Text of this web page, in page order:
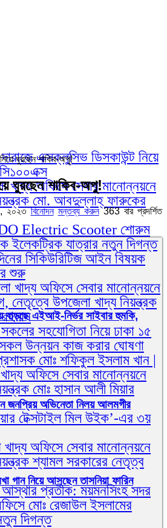
দারাজে এক্সক্লুসিভ ডিসকাউন্ট নিয়ে
খাদ্য অফিসে সেবার মানোন্নয়নে
মো. আবদুল্লাহ্ ফারুকের
Electric Scooter শোরুম
ইলেকট্রিক যাত্রার নতুন দিগন্ত
সিকিউরিটিজ আইন বিষয়ক
শুরু
খাদ্য অফিসে সেবার মানোন্নয়নে
নেতৃত্বে উপজেলা খাদ্য নিয়ন্ত্রক
সকলের সহযোগিতা নিয়ে ঢাকা ১৫
সকল উন্নয়ন কাজ করার ঘোষণা
মোঃ শফিকুল ইসলাম খান |
অফিসে সেবার মানোন্নয়নে
মোঃ হাসান আলী মিয়ার
টেক্সটাইল মিল উইক’-এর ৩য়
অফিসে সেবার মানোন্নয়নে
শ্যামল সরকারের নেতৃত্ব
আস্থার প্রতীক: ময়মনসিংহ সদর
মোঃ রেজাউল ইসলামের
দিগন্ত
ঘুরছেন শাকিব-অপু!
ঘুরছেন শাকিব-অপু!
২০২৩ বিনোদন মন্তব্য করুন 363 বার প্রদর্শিত
বাড়ছে এইআই-নির্ভর সাইবার হুমকি,
জনপ্রিয় অভিনেতা নিলয় আলমগীর
গান নিয়ে আসছেন তাসনিয়া ফারিন